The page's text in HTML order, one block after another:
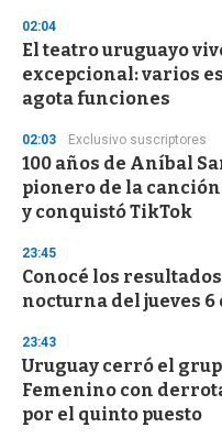
s
e
c
o
n
02:04
El teatro uruguayo
excepcional: varios
agota funciones
02:03 Exclusivo suscriptores
100 años de Aníbal
pionero de la
y conquistó TikTok
23:45
Conocé los
nocturna del jueves 6
23:43
Uruguay cerró el
Femenino con
por el quinto puesto